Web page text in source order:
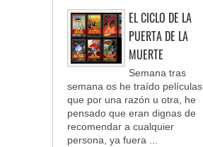
EL CICLO DE LA
PUERTA DE LA
MUERTE
Semana tras
semana os he traído películas
que por una razón u otra, he
pensado que eran dignas de
recomendar a cualquier
persona, ya fuera ...